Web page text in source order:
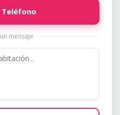
Teléfono
mensaje